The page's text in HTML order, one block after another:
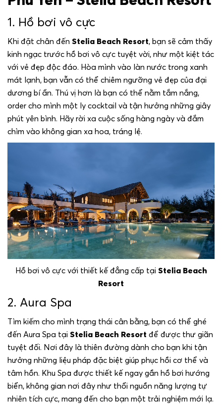
1. Hồ bơi vô cực
Khi đặt chân đến Stelia Beach Resort, bạn sẽ cảm thấy
kinh ngạc trước hồ bơi vô cực tuyệt vời, như một kiệt tác
với vẻ đẹp độc đáo. Hòa mình vào làn nước trong xanh
mát lạnh, bạn vẫn có thể chiêm ngưỡng vẻ đẹp của đại
dương bí ẩn. Thú vị hơn là bạn có thể nằm tắm nắng,
order cho mình một ly cocktail và tận hưởng những giây
phút yên bình. Hãy rời xa cuộc sống hàng ngày và đắm
chìm vào không gian xa hoa, tráng lệ.
Hồ bơi vô cực với thiết kế đẳng cấp tại Stelia Beach
Resort
2. Aura Spa
Tìm kiếm cho mình trạng thái cân bằng, bạn có thể ghé
đến Aura Spa tại Stelia Beach Resort để được thư giãn
tuyệt đối. Nơi đây là thiên đường dành cho bạn khi tận
hưởng những liệu pháp đặc biệt giúp phục hồi cơ thể và
tâm hồn. Khu Spa được thiết kế ngay gần hồ bơi hướng
biển, không gian nơi đây như thổi nguồn năng lượng tự
nhiên tích cực, mang đến cho bạn một trải nghiệm mới lạ.